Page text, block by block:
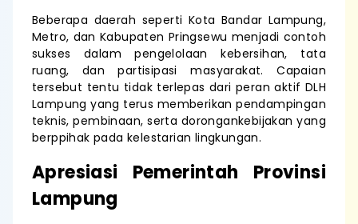
Beberapa daerah seperti Kota Bandar Lampung,
Metro, dan Kabupaten Pringsewu menjadi contoh
sukses dalam pengelolaan kebersihan, tata
ruang, dan partisipasi masyarakat. Capaian
tersebut tentu tidak terlepas dari peran aktif DLH
Lampung yang terus memberikan pendampingan
teknis, pembinaan, serta dorongankebijakan yang
berppihak pada kelestarian lingkungan.
Apresiasi Pemerintah Provinsi
Lampung